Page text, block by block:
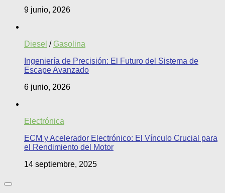
9 junio, 2026
Diesel / Gasolina
Ingeniería de Precisión: El Futuro del Sistema de
Escape Avanzado
6 junio, 2026
Electrónica
ECM y Acelerador Electrónico: El Vínculo Crucial para
el Rendimiento del Motor
14 septiembre, 2025